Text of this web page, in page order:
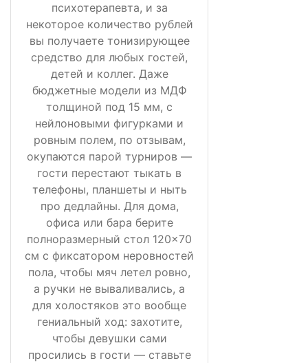
психотерапевта, и за
некоторое количество рублей
вы получаете тонизирующее
средство для любых гостей,
детей и коллег. Даже
бюджетные модели из МДФ
толщиной под 15 мм, с
нейлоновыми фигурками и
ровным полем, по отзывам,
окупаются парой турниров —
гости перестают тыкать в
телефоны, планшеты и ныть
про дедлайны. Для дома,
офиса или бара берите
полноразмерный стол 120×70
см с фиксатором неровностей
пола, чтобы мяч летел ровно,
а ручки не вываливались, а
для холостяков это вообще
гениальный ход: захотите,
чтобы девушки сами
просились в гости — ставьте